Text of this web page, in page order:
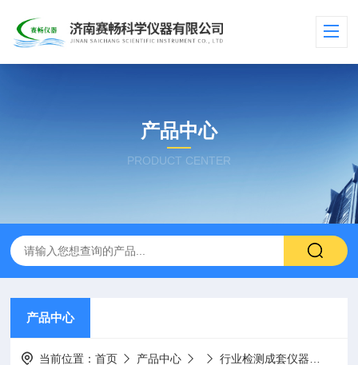
产品中心
PRODUCT CENTER
产品中心
当前位置：首页 产品中心 行业检测成套仪器